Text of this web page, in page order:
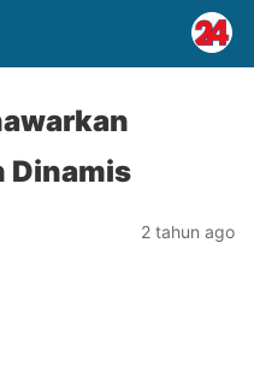
Dinamis
2 tahun ago